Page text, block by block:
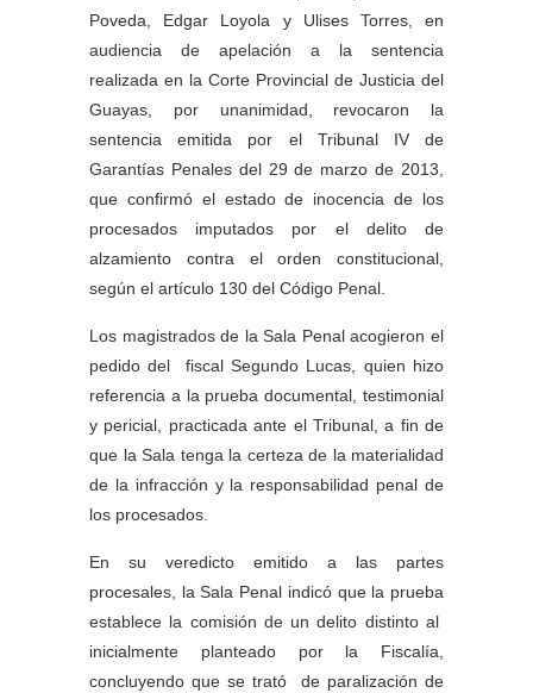
Poveda, Edgar Loyola y Ulises Torres, en
audiencia de apelación a la sentencia
realizada en la Corte Provincial de Justicia del
Guayas, por unanimidad, revocaron la
sentencia emitida por el Tribunal IV de
Garantías Penales del 29 de marzo de 2013,
que confirmó el estado de inocencia de los
procesados imputados por el delito de
alzamiento contra el orden constitucional,
según el artículo 130 del Código Penal.
Los magistrados de la Sala Penal acogieron el
pedido del fiscal Segundo Lucas, quien hizo
referencia a la prueba documental, testimonial
y pericial, practicada ante el Tribunal, a fin de
que la Sala tenga la certeza de la materialidad
de la infracción y la responsabilidad penal de
los procesados.
En su veredicto emitido a las partes
procesales, la Sala Penal indicó que la prueba
establece la comisión de un delito distinto al
inicialmente planteado por la Fiscalía,
concluyendo que se trató de paralización de